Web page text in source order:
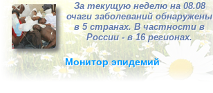
Макаров О.В.
Долгосрочные прогнозы катастроф
Макаров О.В.
"Ксанф, выпей море!" (взгляд со стороны на
ситуацию в Мексиканском заливе)
За текущую неделю на 08.08
очаги заболеваний обнаружены
в 5 странах. В частности в
России - в 16 регионах.
Монитор эпидемий